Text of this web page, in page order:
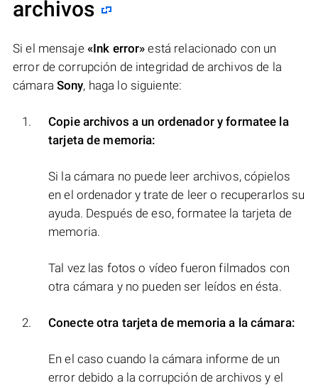
archivos
Si el mensaje «Ink error» está relacionado con un
error de corrupción de integridad de archivos de la
cámara Sony, haga lo siguiente:
Copie archivos a un ordenador y formatee la
tarjeta de memoria:
Si la cámara no puede leer archivos, cópielos
en el ordenador y trate de leer o recuperarlos su
ayuda. Después de eso, formatee la tarjeta de
memoria.
Tal vez las fotos o vídeo fueron filmados con
otra cámara y no pueden ser leídos en ésta.
Conecte otra tarjeta de memoria a la cámara:
En el caso cuando la cámara informe de un
error debido a la corrupción de archivos y el